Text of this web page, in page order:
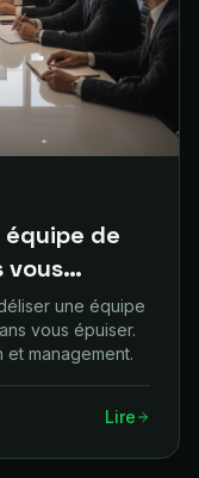
de
vous
une équipe
vous épuiser.
management.
Lire